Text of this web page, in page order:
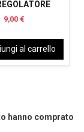
9,00 €
al carrello
hanno comprato